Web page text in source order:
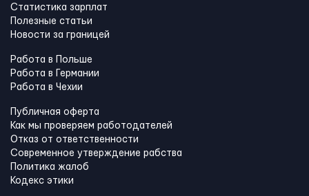
Статистика зарплат
Полезные статьи
Новости за границей
Работа в Польше
Работа в Германии
Работа в Чехии
Публичная оферта
Как мы проверяем работодателей
Отказ от ответственности
Современное утверждение рабства
Политика жалоб
Кодекс этики